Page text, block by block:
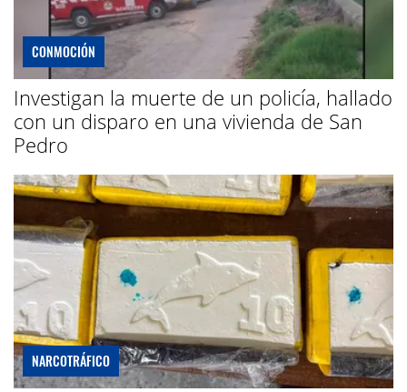
CONMOCIÓN
Investigan la muerte de un policía, hallado
con un disparo en una vivienda de San
Pedro
NARCOTRÁFICO